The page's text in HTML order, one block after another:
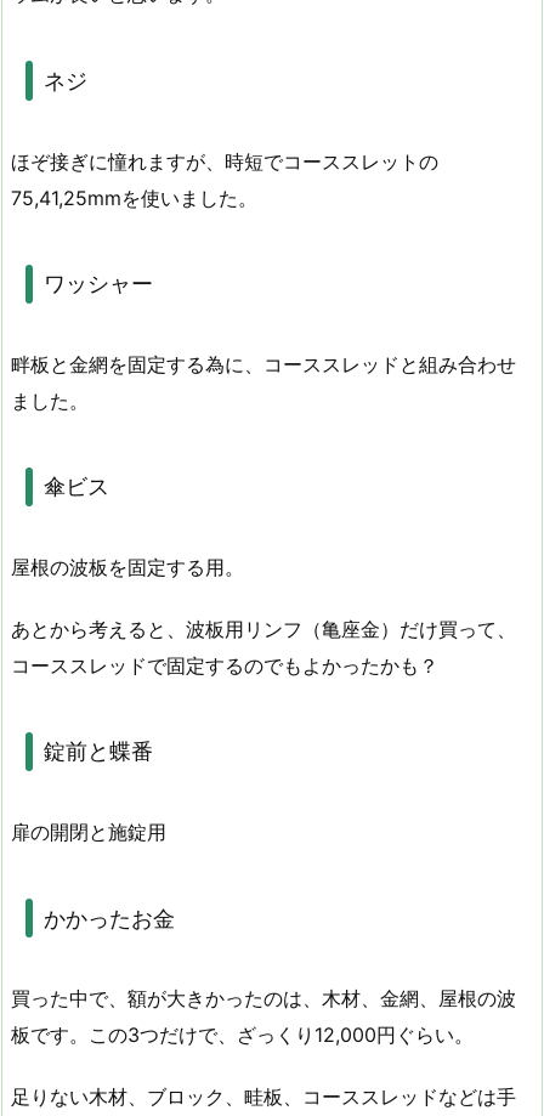
ネジ
ほぞ接ぎに憧れますが、時短でコーススレットの
75,41,25mmを使いました。
ワッシャー
畔板と金網を固定する為に、コーススレッドと組み合わせ
ました。
傘ビス
屋根の波板を固定する用。
あとから考えると、波板用リンフ（亀座金）だけ買って、
コーススレッドで固定するのでもよかったかも？
錠前と蝶番
扉の開閉と施錠用
かかったお金
買った中で、額が大きかったのは、木材、金網、屋根の波
板です。この3つだけで、ざっくり12,000円ぐらい。
足りない木材、ブロック、畦板、コーススレッドなどは手